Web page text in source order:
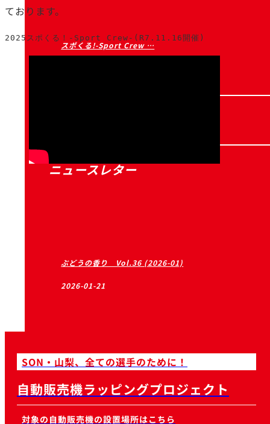
スポくる!-Sport Crew …
ニュースレター
ぶどうの香り Vol.36 (2026-01)
2026-01-21
2025-07-26
ております。
2025スポくる！-Sport Crew-(R7.11.16開催)
SON・山梨、全ての選手のために！
自動販売機ラッピングプロジェクト
対象の自動販売機の設置場所はこちら